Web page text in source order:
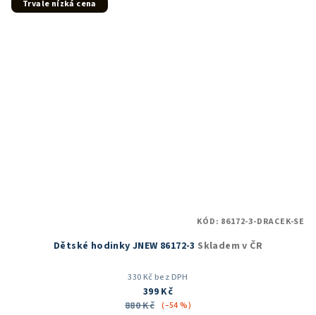
Trvale nízká cena
Dětské hodinky JNEW 86172-3 Skladem v ČR
330 Kč bez DPH
399 Kč
880 Kč (–54 %)
KÓD: 86172-3-DRACEK-SE